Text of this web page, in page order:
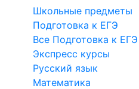
Школьные предметы
Подготовка к ЕГЭ
Все Подготовка к ЕГЭ
Экспресс курсы
Русский язык
Математика